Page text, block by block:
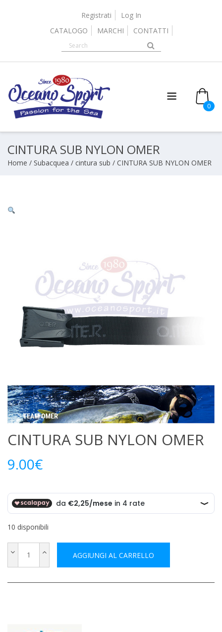
Registrati
Log In
CATALOGO
MARCHI CONTATTI
0
CINTURA SUB NYLON OMER
Home / Subacquea / cintura sub / CINTURA SUB NYLON OMER
CINTURA SUB NYLON OMER
9.00€
10 disponibili
AGGIUNGI AL CARRELLO